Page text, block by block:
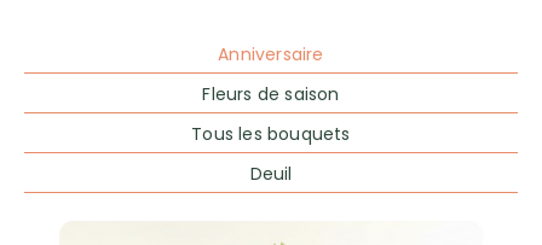
Anniversaire
Fleurs de saison
Tous les bouquets
Deuil